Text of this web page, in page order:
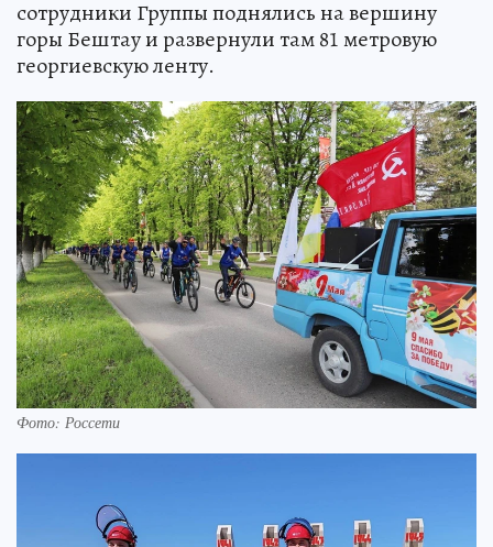
сотрудники Группы поднялись на вершину
горы Бештау и развернули там 81 метровую
георгиевскую ленту.
Фото: Россети